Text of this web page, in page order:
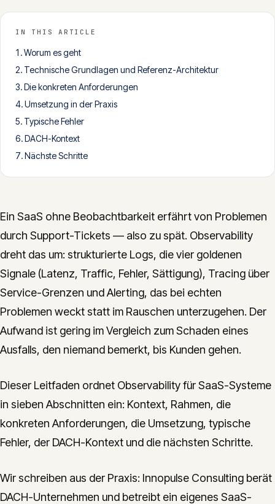
info@innopulse.io+41 79 508 28 06
Gotthardstrasse 30, 6300 Zug
IN THIS ARTICLE
Worum es geht
Technische Grundlagen und Referenz-Architektur
Die konkreten Anforderungen
Umsetzung in der Praxis
Typische Fehler
DACH-Kontext
Nächste Schritte
Ein SaaS ohne Beobachtbarkeit erfährt von Problemen
durch Support-Tickets — also zu spät. Observability
dreht das um: strukturierte Logs, die vier goldenen
Signale (Latenz, Traffic, Fehler, Sättigung), Tracing über
Service-Grenzen und Alerting, das bei echten
Problemen weckt statt im Rauschen unterzugehen. Der
Aufwand ist gering im Vergleich zum Schaden eines
Ausfalls, den niemand bemerkt, bis Kunden gehen.
Dieser Leitfaden ordnet Observability für SaaS-Systeme
in sieben Abschnitten ein: Kontext, Rahmen, die
konkreten Anforderungen, die Umsetzung, typische
Fehler, der DACH-Kontext und die nächsten Schritte.
Wir schreiben aus der Praxis: Innopulse Consulting berät
DACH-Unternehmen und betreibt ein eigenes SaaS-